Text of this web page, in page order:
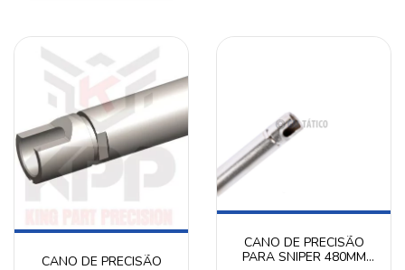
CANO DE PRECISÃO
CANO DE PRECISÃO
PARA SNIPER 480MM